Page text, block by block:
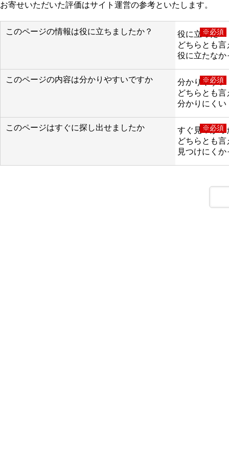
お寄せいただいた評価はサイト運営の参考といたします。
このページの情報は役に立ちましたか？ ※必須
役に立った
どちらとも言
役に立たなか
このページの内容は分かりやすいですか ※必須
分かりやすい
どちらとも言
分かりにくい
このページはすぐに探し出せましたか ※必須
すぐ見つかっ
どちらとも言
見つけにくか